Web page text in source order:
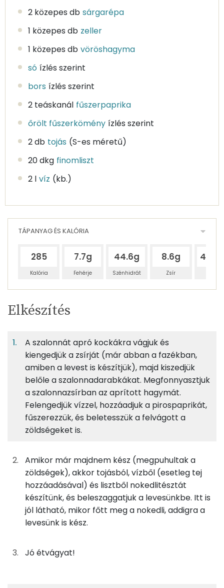
2 közepes db sárgarépa
1 közepes db zeller
1 közepes db vöröshagyma
só ízlés szerint
bors ízlés szerint
2 teáskanál fűszerpaprika
őrölt fűszerkömény ízlés szerint
2 db tojás (S-es méretű)
20 dkg finomliszt
2 l víz (kb.)
TÁPANYAG ÉS KALÓRIA
285
Kalória
7.7g
Fehérje
44.6g
Szénhidrát
8.6g
Zsír
Egy
adagban
2%
Fehérje
10%
Szénhidrát
Zsír
10g füstölt szalonna
66 kcal
18gpasztinák
11 kcal
125gparázskrumpli
20g sárgarépa
7 kcal
33gzeller
12 kcal
11g vöröshagyma
4 kcal
0g só
0g
bors
TÁPANYAGTARTALOM
Egy
adagban
8
adagban
100
grammban
2%
Fehérje
10%
Szénhidrát
2%
Zsír
87%
Víz
TOP ásványi anyagok
Foszfor
Kálcium
Magnézium
Szelén
Elkészítés
A szalonnát apró kockákra vágjuk és
kiengedjük a zsírját (már abban a fazékban,
amiben a levest is készítjük), majd kiszedjük
belőle a szalonnadarabkákat. Megfonnyasztjuk
a szalonnazsírban az aprított hagymát.
Felengedjük vízzel, hozzáadjuk a pirospaprikát,
fűszerezzük, és beletesszük a felvágott a
zöldségeket is.
Amikor már majdnem kész (megpuhultak a
zöldségek), akkor tojásból, vízből (esetleg tej
hozzáadásával) és lisztből nokedlitésztát
készítünk, és beleszaggatjuk a levesünkbe. Itt is
jól látható, mikor főtt meg a nokedli, addigra a
levesünk is kész.
Jó étvágyat!